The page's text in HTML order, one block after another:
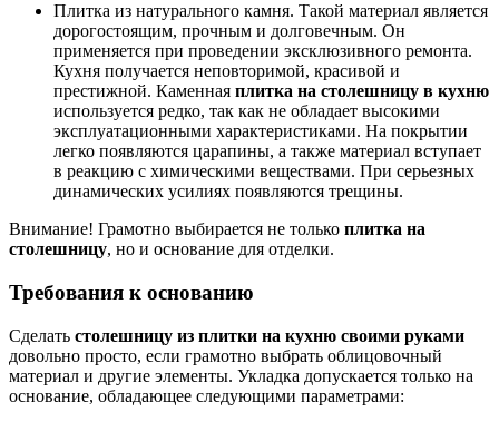
Плитка из натурального камня. Такой материал является
дорогостоящим, прочным и долговечным. Он
применяется при проведении эксклюзивного ремонта.
Кухня получается неповторимой, красивой и
престижной. Каменная плитка на столешницу в кухню
используется редко, так как не обладает высокими
эксплуатационными характеристиками. На покрытии
легко появляются царапины, а также материал вступает
в реакцию с химическими веществами. При серьезных
динамических усилиях появляются трещины.
Внимание! Грамотно выбирается не только плитка на
столешницу, но и основание для отделки.
Требования к основанию
Сделать столешницу из плитки на кухню своими руками
довольно просто, если грамотно выбрать облицовочный
материал и другие элементы. Укладка допускается только на
основание, обладающее следующими параметрами: